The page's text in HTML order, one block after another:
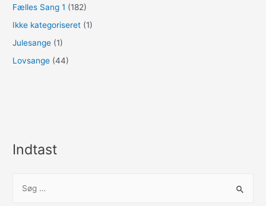
Fælles Sang 1 (182)
Ikke kategoriseret (1)
Julesange (1)
Lovsange (44)
Indtast